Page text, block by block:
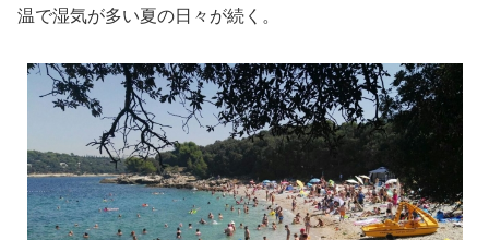
温で湿気が多い夏の日々が続く。